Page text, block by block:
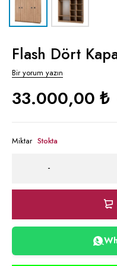
Flash Dört
Bir yorum yazın
33.000,00 ₺
Miktar Stokta